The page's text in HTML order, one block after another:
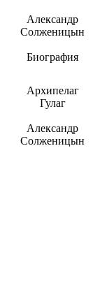
Александр
Солженицын
Биография
Архипелаг
Гулаг
Александр
Солженицын